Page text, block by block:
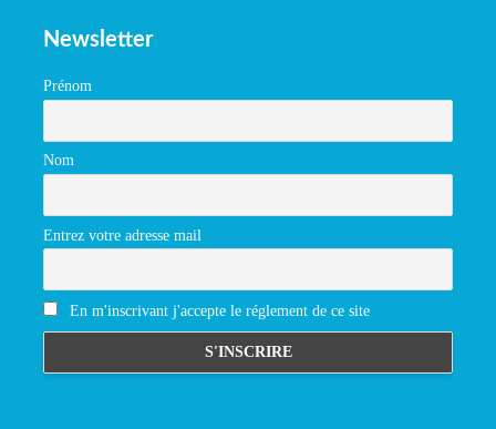
Newsletter
Prénom
Nom
Entrez votre adresse mail
En m'inscrivant j'accepte le réglement de ce site